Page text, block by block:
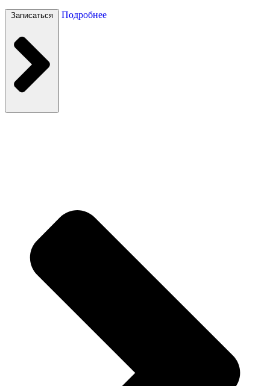
Записаться Подробнее